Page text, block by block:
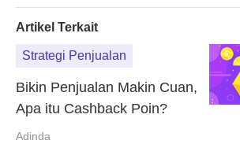
Artikel Terkait
Strategi Penjualan
Bikin Penjualan Makin Cuan,
Apa itu Cashback Poin?
Adinda